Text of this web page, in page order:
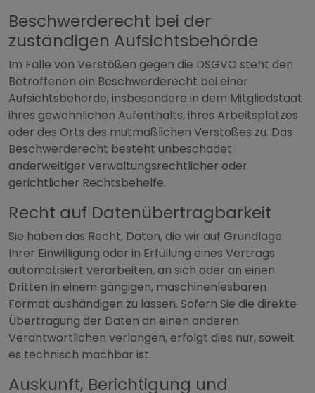
Beschwerde­recht bei der
zuständigen Aufsichts­behörde
Im Falle von Verstößen gegen die DSGVO steht den
Betroffenen ein Beschwerderecht bei einer
Aufsichtsbehörde, insbesondere in dem Mitgliedstaat
ihres gewöhnlichen Aufenthalts, ihres Arbeitsplatzes
oder des Orts des mutmaßlichen Verstoßes zu. Das
Beschwerderecht besteht unbeschadet
anderweitiger verwaltungsrechtlicher oder
gerichtlicher Rechtsbehelfe.
Recht auf Daten­übertrag­barkeit
Sie haben das Recht, Daten, die wir auf Grundlage
Ihrer Einwilligung oder in Erfüllung eines Vertrags
automatisiert verarbeiten, an sich oder an einen
Dritten in einem gängigen, maschinenlesbaren
Format aushändigen zu lassen. Sofern Sie die direkte
Übertragung der Daten an einen anderen
Verantwortlichen verlangen, erfolgt dies nur, soweit
es technisch machbar ist.
Auskunft, Berichtigung und